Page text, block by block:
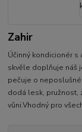
Zahir
Účinný kondicionér s
skvěle doplňuje náš
pečuje o
dodá lesk, pružnost,
vůni.Vhodný pro